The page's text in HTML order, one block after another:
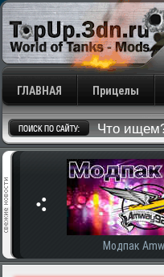
ГЛАВНАЯ Прицелы
Модпак